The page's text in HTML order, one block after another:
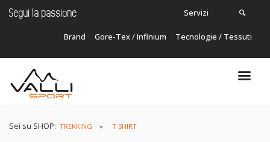
Segui la passione
Brand Gore-Tex/Infinium Tecnologie / Tessuti
Servizi
Carrello
Sei su SHOP: TREKKING T SHIRT